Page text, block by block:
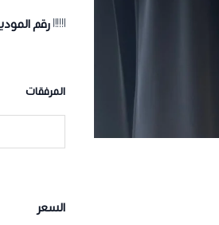
رقم
المرفقات
السعر